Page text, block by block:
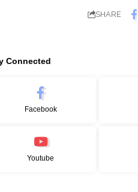
SHARE
Connected
Facebook
Youtube